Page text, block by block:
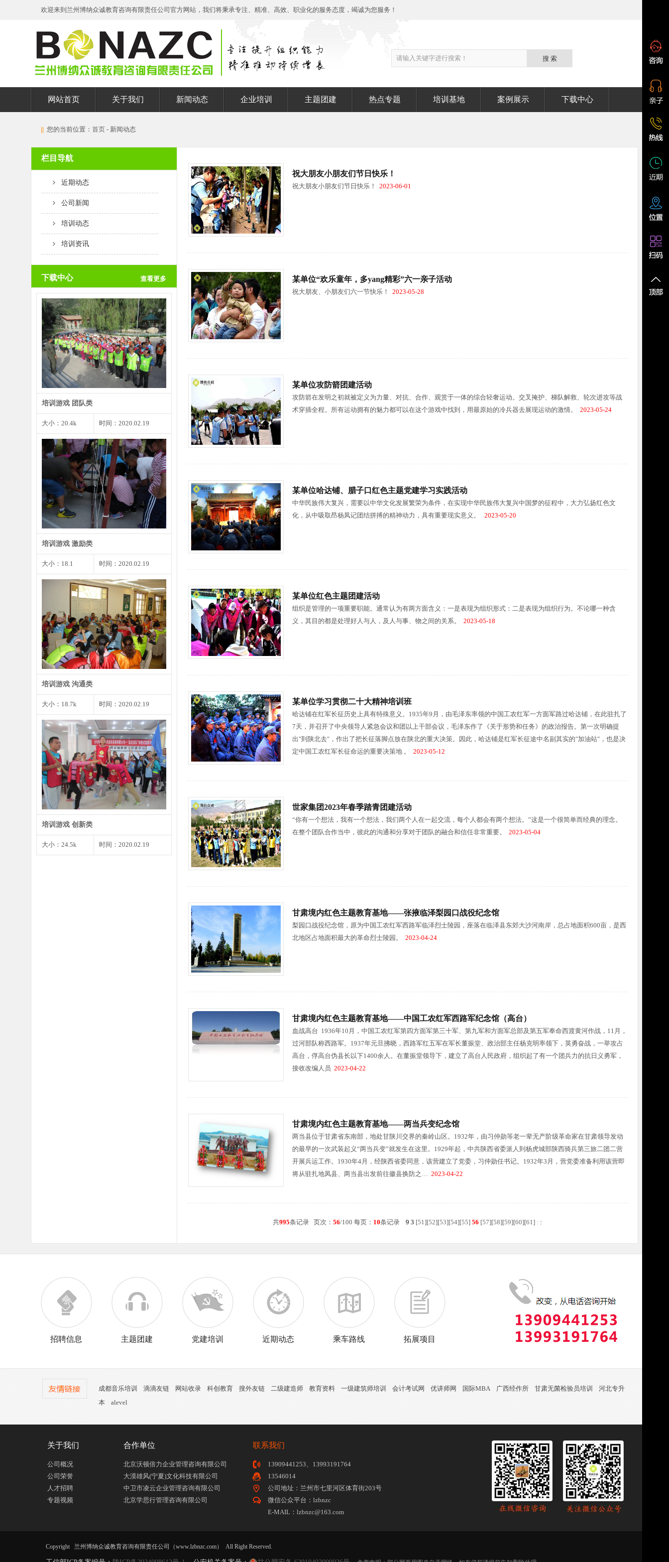
欢迎来到兰州博纳众诚教育咨询有限责任公司官方网站，我们将秉承专注、精准、高效、职业化的服务态度，竭诚为您服务！
网站首页 关于我们 新闻动态 企业培训 主题团建 热点专题 培训基地 案例展示 下载中心
|| 您的当前位置： 首页 - 新闻动态
栏目导航
近期动态
公司新闻
培训动态
培训资讯
下载中心 查看更多
团队创意是一个团队取得成功的根
本前提，而个人创意是团…
培训游戏 团队类
大小：20.4k 时间：2020.02.19
每个人都会遇到尴尬的事情或者小
错，遇到这种状况我们不…
培训游戏 激励类
大小：18.1 时间：2020.02.19
见面3分钟时是你留给他人第一印
象的最重要的时刻，同样…
培训游戏 沟通类
大小：18.7k 时间：2020.02.19
1、将预先准备好的婚礼请柬发给
大家，确保每个角色都有…
培训游戏 创新类
大小：24.5k 时间：2020.02.19
祝大朋友小朋友们节日快乐！
祝大朋友小朋友们节日快乐！ 2023-06-01
某单位“欢乐童年，多yang精彩”六一亲子活动
祝大朋友、小朋友们六一节快乐！ 2023-05-28
某单位攻防箭团建活动
攻防箭在发明之初就被定义为力量、对抗、合作、观赏于一体的综合轻奢运动。交叉掩护、梯队解救、轮次进攻等战
术穿插全程。所有运动拥有的魅力都可以在这个游戏中找到，用最原始的冷兵器去展现运动的激情。
2023-05-24
某单位哈达铺、腊子口红色主题党建学习实践活动
中华民族伟大复兴，需要以中华文化发展繁荣为条件，在实现中华民族伟大复兴中国梦的征程中，大力弘扬红色文
化，从中吸取昂杨凤记团结拼搏的精神动力，具有重要现实意义。
2023-05-20
某单位红色主题团建活动
组织是管理的一项重要职能。通常认为有两方面含义：一是表现为组织形式：二是表现为组织行为。不论哪一种含
义，其目的都是处理好人与人，及人与事、物之间的关系。
2023-05-18
某单位学习贯彻二十大精神培训班
哈达铺在红军长征历史上具有特殊意义。1935年9月，由毛泽东率领的中国工农红军一方面军路过哈达铺，在此驻扎了
7天，并召开了中央领导人紧急会议和团以上干部会议，毛泽东作了《关于形势和任务》的政治报告。第一次明确提
出"到陕北去"，作出了把长征落脚点放在陕北的重大决策。因此，哈达铺是红军长征途中名副其实的"加油站"，也是决
定中国工农红军长征命运的重要决策地 。
2023-05-12
世家集团2023年春季踏青团建活动
“你有一个想法，我有一个想法，我们两个人在一起交流，每个人都会有两个想法。”这是一个很简单而经典的理念。
在整个团队合作当中，彼此的沟通和分享对于团队的融合和信任非常重要。
2023-05-04
甘肃境内红色主题教育基地——张掖临泽梨园口战役纪念馆
梨园口战役纪念馆，原为中国工农红军西路军临泽烈士陵园，座落在临泽县东郊大沙河南岸，总占地面积600亩，是西
北地区占地面积最大的革命烈士陵园。
2023-04-24
甘肃境内红色主题教育基地——中国工农红军西路军纪念馆（高台）
血战高台 1936年10月，中国工农红军第四方面军第三十军、第九军和方面军总部及第五军奉命西渡黄河作战，11月，
过河部队称西路军。1937年元旦拂晓，西路军红五军在军长董振堂、政治部主任杨克明率领下，英勇奋战，一举攻占
高台，俘高台伪县长以下1400余人。在董振堂领导下，建立了高台人民政府，组织起了有一个团兵力的抗日义勇军，
接收改编人员 2023-04-22
甘肃境内红色主题教育基地——两当兵变纪念馆
两当县位于甘肃省东南部，地处甘陕川交界的秦岭山区。1932年，由习仲勋等老一辈无产阶级革命家在甘肃领导发动
的最早的一次武装起义“两当兵变”就发生在这里。1929年起，中共陕西省委派人到杨虎城部陕西骑兵第三旅二团二营
开展兵运工作。1930年4月，经陕西省委同意，该营建立了党委，习仲勋任书记。1932年3月，营党委准备利用该营即
将从驻扎地凤县、两当县出发前往徽县换防之… 2023-04-22
共995条记录 页次： 56/100 每页： 10条记录 9 3 [51][52][53][54][55] 56 [57][58][59][60][61] : :
招聘信息 主题团建 党建培训 近期动态 乘车路线 拓展项目
成都音乐培训 滴滴友链 网站收录 科创教育 搜外友链 二级建造师 教育资料 一级建筑师培训 会计考试网 优讲师网 国际MBA 广西经作所 甘肃无菌检验员培训
河北专升
本
alevel
关于我们 合作单位 联系我们
公司概况
公司荣誉
人才招聘
专题视频
北京沃顿倍力企业管理咨询有限公司
大漠雄风(宁夏)文化科技有限公司
中卫市凌云企业管理咨询有限公司
北京学思行管理咨询有限公司
13909441253、13993191764
13546014
公司地址：兰州市七里河区体育街203号
微信公众平台：lzbnzc
E-MAIL：lzbnzc@163.com
Copyright 兰州博纳众诚教育咨询有限责任公司（www.lzbnzc.com） All Right Reserved.